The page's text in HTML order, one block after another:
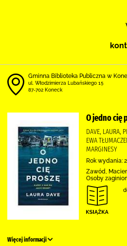
Gminna Biblioteka Publiczna w
ul. Włodzimierza Lubańskiego 15
87-702 Koneck
O jedno cię
DAVE, LAURA,
EWA
MARGINESY
Rok wydania:
Zawód,
Osoby
Więcej informacji